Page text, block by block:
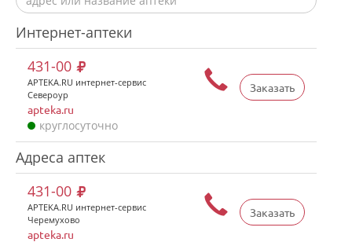
Интернет-аптеки
Заказать
431-00
APTEKA.RU интернет-сервис
Североур
apteka.ru
круглосуточно
Адреса аптек
Заказать
431-00
APTEKA.RU интернет-сервис
Черемухово
apteka.ru